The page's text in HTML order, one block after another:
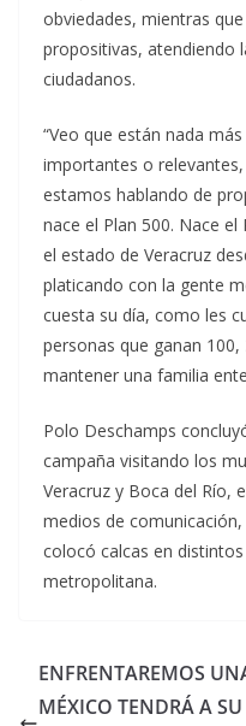
obviedades, mientras
propositivas, atendiendo
ciudadanos.
“Veo que están nada
importantes o
estamos hablando de
nace el Plan 500. Nace
el estado de Veracruz
platicando con la gente
cuesta su día, como les
personas que ganan
mantener una familia
Polo Deschamps
campaña visitando los
Veracruz y Boca del Río,
medios de
colocó calcas en
metropolitana.
ENFRENTAREMOS
MÉXICO TENDRÁ A